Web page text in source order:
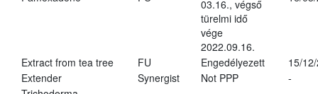
03.16., végső
türelmi idő
vége
2022.09.16.
Extract from tea tree FU Engedélyezett
15/
Extender
Synergist Not PPP
-